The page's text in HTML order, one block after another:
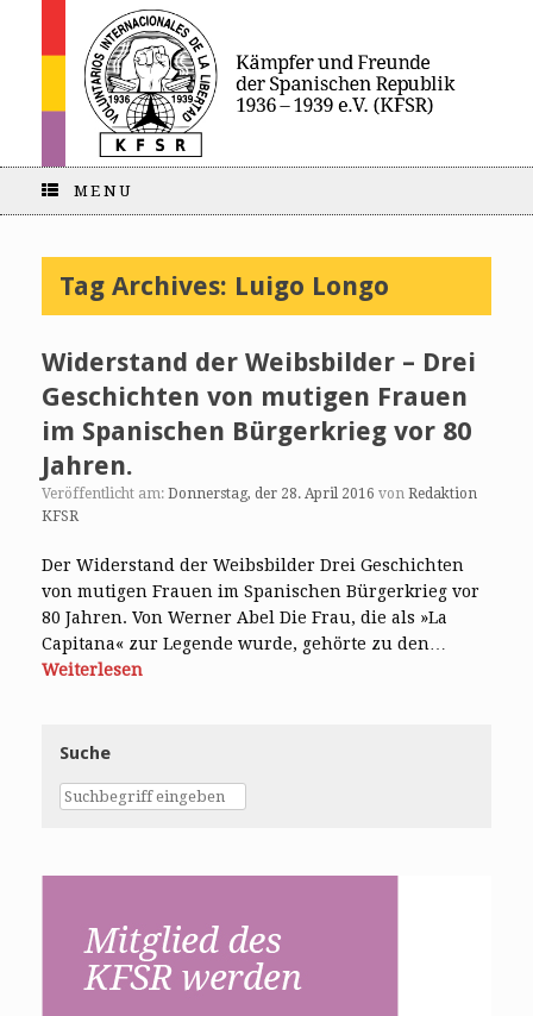
MENU
Tag Archives: Luigo Longo
Widerstand der Weibsbilder – Drei
Geschichten von mutigen Frauen
im Spanischen Bürgerkrieg vor 80
Jahren.
Veröffentlicht am: Donnerstag, der 28. April 2016 von Redaktion
KFSR
Der Widerstand der Weibsbilder Drei Geschichten
von mutigen Frauen im Spanischen Bürgerkrieg vor
80 Jahren. Von Werner Abel Die Frau, die als »La
Capitana« zur Legende wurde, gehörte zu den…
Weiterlesen
Suche